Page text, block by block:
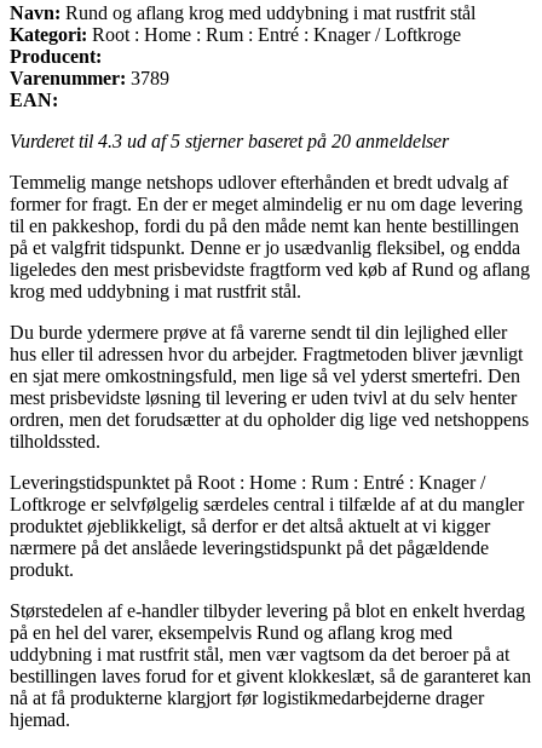
Navn: Rund og aflang krog med uddybning i mat rustfrit stål
Kategori: Root : Home : Rum : Entré : Knager / Loftkroge
Producent:
Varenummer: 3789
EAN:
Vurderet til 4.3 ud af 5 stjerner baseret på 20 anmeldelser
Temmelig mange netshops udlover efterhånden et bredt udvalg af
former for fragt. En der er meget almindelig er nu om dage levering
til en pakkeshop, fordi du på den måde nemt kan hente bestillingen
på et valgfrit tidspunkt. Denne er jo usædvanlig fleksibel, og endda
ligeledes den mest prisbevidste fragtform ved køb af Rund og aflang
krog med uddybning i mat rustfrit stål.
Du burde ydermere prøve at få varerne sendt til din lejlighed eller
hus eller til adressen hvor du arbejder. Fragtmetoden bliver jævnligt
en sjat mere omkostningsfuld, men lige så vel yderst smertefri. Den
mest prisbevidste løsning til levering er uden tvivl at du selv henter
ordren, men det forudsætter at du opholder dig lige ved netshoppens
tilholdssted.
Leveringstidspunktet på Root : Home : Rum : Entré : Knager /
Loftkroge er selvfølgelig særdeles central i tilfælde af at du mangler
produktet øjeblikkeligt, så derfor er det altså aktuelt at vi kigger
nærmere på det anslåede leveringstidspunkt på det pågældende
produkt.
Størstedelen af e-handler tilbyder levering på blot en enkelt hverdag
på en hel del varer, eksempelvis Rund og aflang krog med
uddybning i mat rustfrit stål, men vær vagtsom da det beroer på at
bestillingen laves forud for et givent klokkeslæt, så de garanteret kan
nå at få produkterne klargjort før logistikmedarbejderne drager
hjemad.